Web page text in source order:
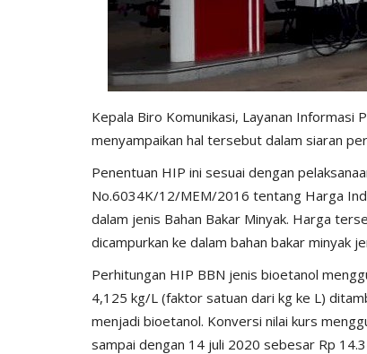
Kepala Biro Komunikasi, Layanan Informasi
menyampaikan hal tersebut dalam siaran
Penentuan HIP ini sesuai dengan
No.6034K/12/MEM/2016 tentang Harga
dalam jenis Bahan Bakar Minyak. Harga
dicampurkan ke dalam bahan bakar minyak
Perhitungan HIP BBN jenis bioetanol
4,125 kg/L (faktor satuan dari kg ke L)
menjadi bioetanol. Konversi nilai kurs
sampai dengan 14 juli 2020 sebesar Rp